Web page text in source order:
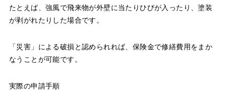
たとえば、強風で飛来物が外壁に当たりひびが入ったり、塗装
が剥がれたりした場合です。
「災害」による破損と認められれば、保険金で修繕費用をまか
なうことが可能です。
実際の申請手順